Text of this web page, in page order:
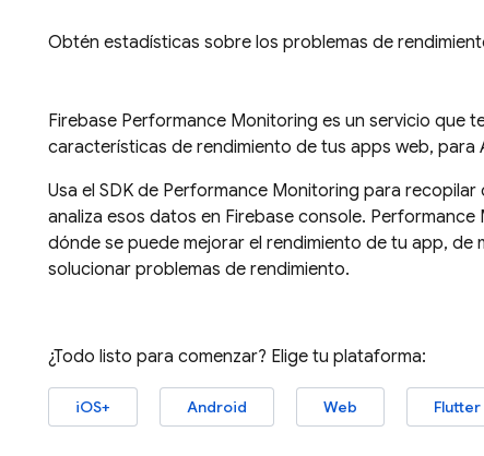
Obtén estadísticas sobre los problemas de
Firebase Performance Monitoring es un servicio que
características de rendimiento de tus apps web, para
Usa el SDK de Performance Monitoring para recopilar
analiza esos datos en Firebase console. Performance
dónde se puede mejorar el rendimiento de tu app, de
solucionar problemas de rendimiento.
¿Todo listo para comenzar? Elige tu plataforma:
iOS+ Android Web Flutter